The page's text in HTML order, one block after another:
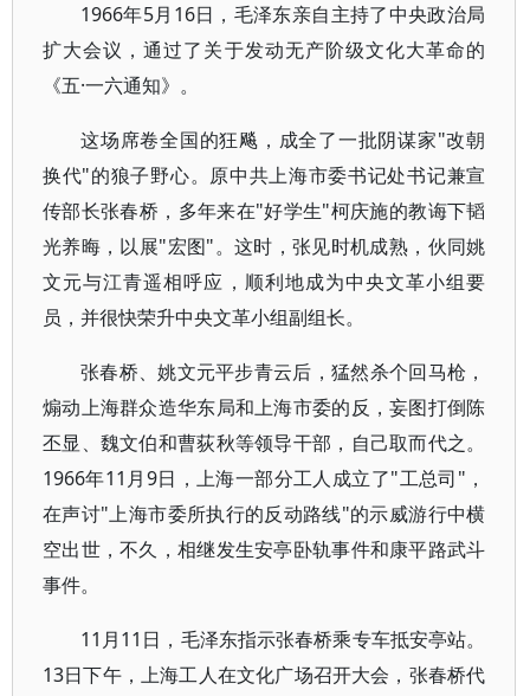
1966年5月16日，毛泽东亲自主持了中央政治局
扩大会议，通过了关于发动无产阶级文化大革命的
《五·一六通知》。
这场席卷全国的狂飚，成全了一批阴谋家"改朝
换代"的狼子野心。原中共上海市委书记处书记兼宣
传部长张春桥，多年来在"好学生"柯庆施的教诲下韬
光养晦，以展"宏图"。这时，张见时机成熟，伙同姚
文元与江青遥相呼应，顺利地成为中央文革小组要
员，并很快荣升中央文革小组副组长。
张春桥、姚文元平步青云后，猛然杀个回马枪，
煽动上海群众造华东局和上海市委的反，妄图打倒陈
丕显、魏文伯和曹荻秋等领导干部，自己取而代之。
1966年11月9日，上海一部分工人成立了"工总司"，
在声讨"上海市委所执行的反动路线"的示威游行中横
空出世，不久，相继发生安亭卧轨事件和康平路武斗
事件。
11月11日，毛泽东指示张春桥乘专车抵安亭站。
13日下午，上海工人在文化广场召开大会，张春桥代